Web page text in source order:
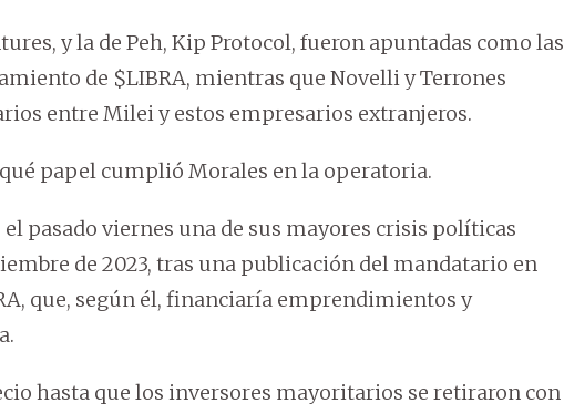
y la de Peh, Kip Protocol, fueron apuntadas como las
de $LIBRA, mientras que Novelli y Terrones
entre Milei y estos empresarios extranjeros.
papel cumplió Morales en la operatoria.
pasado viernes una de sus mayores crisis políticas
de 2023, tras una publicación del mandatario en
que, según él, financiaría emprendimientos y
hasta que los inversores mayoritarios se retiraron con